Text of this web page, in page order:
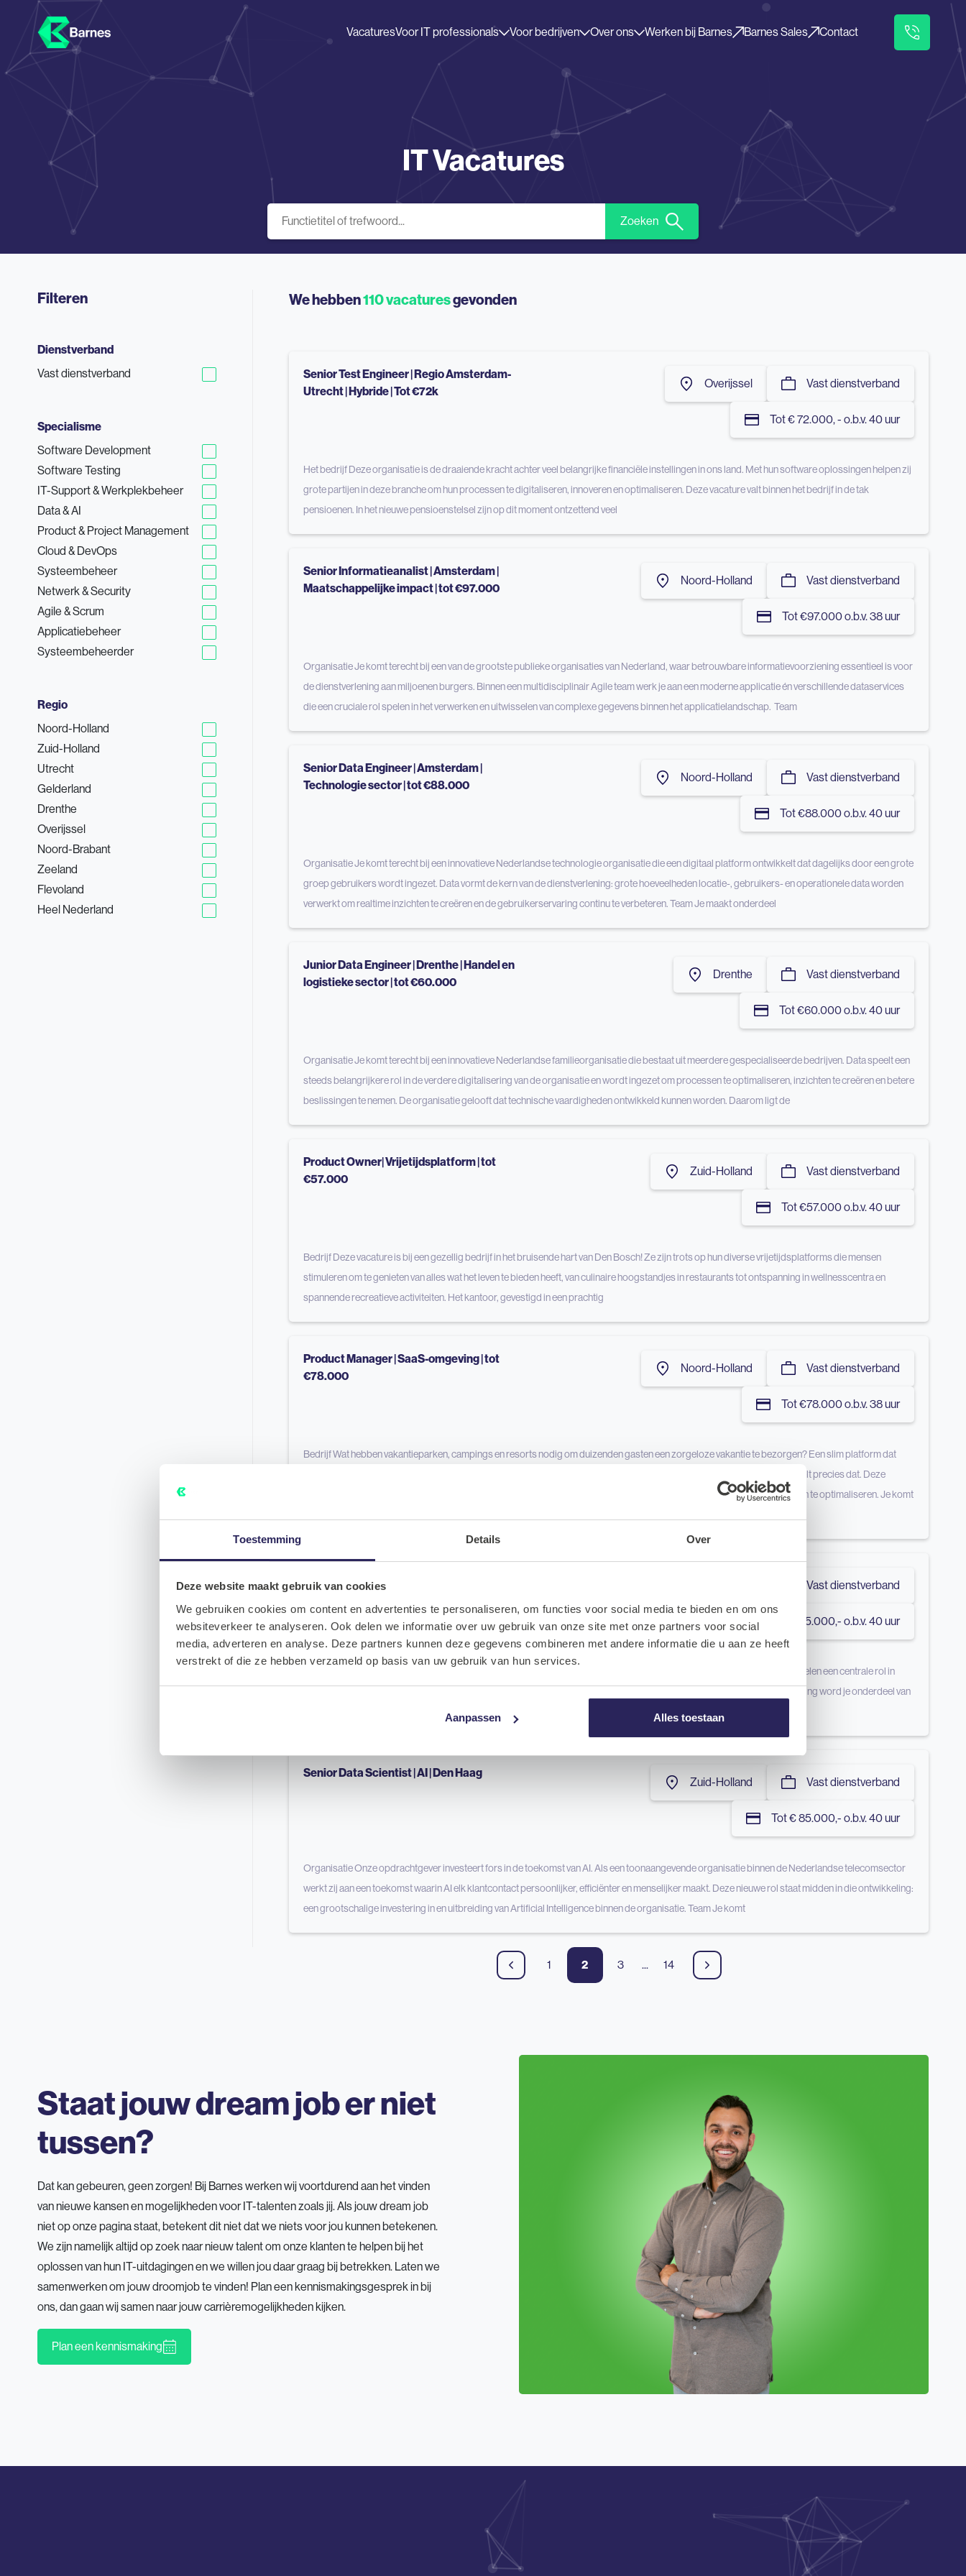
Toestemming Details Over
Deze website maakt gebruik van cookies
We gebruiken cookies om content en advertenties te personaliseren, om functies voor social media te bieden en om ons
websiteverkeer te analyseren. Ook delen we informatie over uw gebruik van onze site met onze partners voor social
media, adverteren en analyse. Deze partners kunnen deze gegevens combineren met andere informatie die u aan ze heeft
verstrekt of die ze hebben verzameld op basis van uw gebruik van hun services.
Aanpassen Alles toestaan
VacaturesVoor IT professionals Voor bedrijven Over ons Werken bij Barnes Barnes Sales Contact
IT Vacatures
Zoeken
Filteren
Dienstverband
Vast dienstverband
Specialisme
Software Development
Software Testing
IT-Support & Werkplekbeheer
Data & AI
Product & Project Management
Cloud & DevOps
Systeembeheer
Netwerk & Security
Agile & Scrum
Applicatiebeheer
Systeembeheerder
Regio
Noord-Holland
Zuid-Holland
Utrecht
Gelderland
Drenthe
Overijssel
Noord-Brabant
Zeeland
Flevoland
Heel Nederland
We hebben110vacaturesgevonden
Senior Test Engineer | Regio Amsterdam-
Utrecht | Hybride | Tot €72k
Overijssel Vast dienstverband
Tot € 72.000, - o.b.v. 40 uur
Het bedrijf Deze organisatie is de draaiende kracht achter veel belangrijke financiële instellingen in ons land. Met hun software oplossingen helpen zij
grote partijen in deze branche om hun processen te digitaliseren, innoveren en optimaliseren. Deze vacature valt binnen het bedrijf in de tak
pensioenen. In het nieuwe pensioenstelsel zijn op dit moment ontzettend veel
Senior Informatieanalist | Amsterdam |
Maatschappelijke impact | tot €97.000
Noord-Holland Vast dienstverband
Tot €97.000 o.b.v. 38 uur
Organisatie Je komt terecht bij een van de grootste publieke organisaties van Nederland, waar betrouwbare informatievoorziening essentieel is voor
de dienstverlening aan miljoenen burgers. Binnen een multidisciplinair Agile team werk je aan een moderne applicatie én verschillende dataservices
die een cruciale rol spelen in het verwerken en uitwisselen van complexe gegevens binnen het applicatielandschap. Team
Senior Data Engineer | Amsterdam |
Technologie sector | tot €88.000
Noord-Holland Vast dienstverband
Tot €88.000 o.b.v. 40 uur
Organisatie Je komt terecht bij een innovatieve Nederlandse technologie organisatie die een digitaal platform ontwikkelt dat dagelijks door een grote
groep gebruikers wordt ingezet. Data vormt de kern van de dienstverlening: grote hoeveelheden locatie-, gebruikers- en operationele data worden
verwerkt om realtime inzichten te creëren en de gebruikerservaring continu te verbeteren. Team Je maakt onderdeel
Junior Data Engineer | Drenthe | Handel en
logistieke sector | tot €60.000
Drenthe Vast dienstverband
Tot €60.000 o.b.v. 40 uur
Organisatie Je komt terecht bij een innovatieve Nederlandse familieorganisatie die bestaat uit meerdere gespecialiseerde bedrijven. Data speelt een
steeds belangrijkere rol in de verdere digitalisering van de organisatie en wordt ingezet om processen te optimaliseren, inzichten te creëren en betere
beslissingen te nemen. De organisatie gelooft dat technische vaardigheden ontwikkeld kunnen worden. Daarom ligt de
Product Owner| Vrijetijdsplatform | tot
€57.000
Zuid-Holland Vast dienstverband
Tot €57.000 o.b.v. 40 uur
Bedrijf Deze vacature is bij een gezellig bedrijf in het bruisende hart van Den Bosch! Ze zijn trots op hun diverse vrijetijdsplatforms die mensen
stimuleren om te genieten van alles wat het leven te bieden heeft, van culinaire hoogstandjes in restaurants tot ontspanning in wellnesscentra en
spannende recreatieve activiteiten. Het kantoor, gevestigd in een prachtig
Product Manager | SaaS-omgeving | tot
€78.000
Noord-Holland Vast dienstverband
Tot €78.000 o.b.v. 38 uur
Bedrijf Wat hebben vakantieparken, campings en resorts nodig om duizenden gasten een zorgeloze vakantie te bezorgen? Een slim platform dat
reserveringen, gastcommunicatie, dagelijkse operatie en administratie naadloos samenbrengt. Deze organisatie ontwikkelt precies dat. Deze
snelgroeiende SaaS-organisatie helpt recreatiebedrijven in binnen- en buitenland om hun bedrijfsvoering te digitaliseren en te optimaliseren. Je komt
Haag
Vast dienstverband
Tot € 85.000,- o.b.v. 40 uur
Organisatie Onze opdrachtgever heeft de ambitie om voorop te lopen in digitale innovatie. AI, cloud engineering en data spelen een centrale rol in
deze strategie en vormen de basis voor toekomstige groei en technologische vernieuwing. Team Binnen de Digital-IT afdeling word je onderdeel van
het Engineering Data-team als Senior AWS Data Engineer. Je werkt samen
Senior Data Scientist | AI | Den Haag
Zuid-Holland Vast dienstverband
Tot € 85.000,- o.b.v. 40 uur
Organisatie Onze opdrachtgever investeert fors in de toekomst van AI. Als een toonaangevende organisatie binnen de Nederlandse telecomsector
werkt zij aan een toekomst waarin AI elk klantcontact persoonlijker, efficiënter en menselijker maakt. Deze nieuwe rol staat midden in die ontwikkeling:
een grootschalige investering in en uitbreiding van Artificial Intelligence binnen de organisatie. Team Je komt
1 2 3 ... 14
Staat jouw dream job er niet
tussen?
Dat kan gebeuren, geen zorgen! Bij Barnes werken wij voortdurend aan het vinden
van nieuwe kansen en mogelijkheden voor IT-talenten zoals jij. Als jouw dream job
niet op onze pagina staat, betekent dit niet dat we niets voor jou kunnen betekenen.
We zijn namelijk altijd op zoek naar nieuw talent om onze klanten te helpen bij het
oplossen van hun IT-uitdagingen en we willen jou daar graag bij betrekken. Laten we
samenwerken om jouw droomjob te vinden! Plan een kennismakingsgesprek in bij
ons, dan gaan wij samen naar jouw carrièremogelijkheden kijken.
Plan een kennismaking